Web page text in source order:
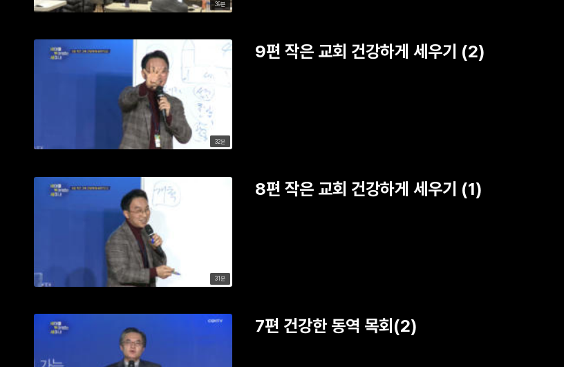
39분
32분
9편 작은 교회 건강하게 세우기 (2)
31분
8편 작은 교회 건강하게 세우기 (1)
7편 건강한 동역 목회(2)